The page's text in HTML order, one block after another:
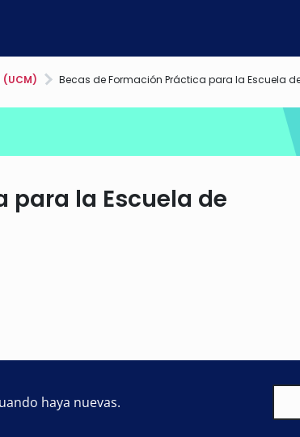
Becas de Formación Práctica para la Escuela
para la Escuela de
haya nuevas.